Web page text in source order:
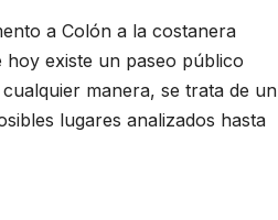
a Colón a la costanera
existe un paseo público
manera, se trata de un
lugares analizados hasta